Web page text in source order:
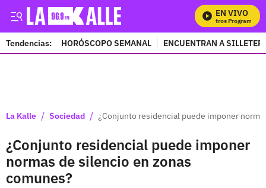
EN VIVO
Tendencias: HORÓSCOPO SEMANAL ENCUENTRAN A
La Kalle / Sociedad / ¿Conjunto residencial puede imponer
¿Conjunto residencial puede imponer
normas de silencio en zonas
comunes?